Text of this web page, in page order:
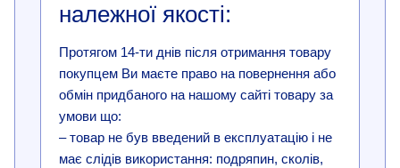
належної якості:
Протягом 14-ти днів після отримання товару
покупцем Ви маєте право на повернення або
обмін придбаного на нашому сайті товару за
умови що:
– товар не був введений в експлуатацію і не
має слідів використання: подряпин, сколів,